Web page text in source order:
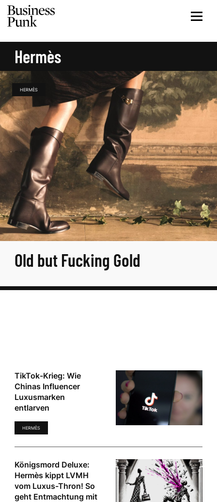
Hermès
HERMÈS
Old but Fucking Gold
TikTok-Krieg: Wie
Chinas Influencer
Luxusmarken
entlarven
HERMÈS
Königsmord Deluxe:
Hermès kippt LVMH
vom Luxus-Thron! So
geht Entmachtung mit